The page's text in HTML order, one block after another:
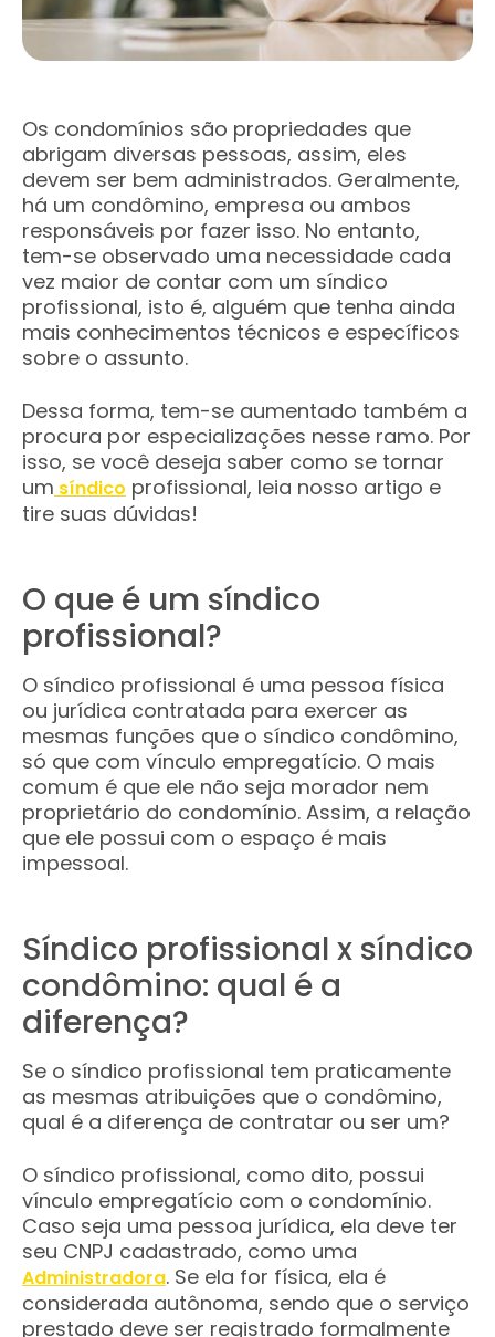
Os condomínios são propriedades que
abrigam diversas pessoas, assim, eles
devem ser bem administrados. Geralmente,
há um condômino, empresa ou ambos
responsáveis por fazer isso. No entanto,
tem-se observado uma necessidade cada
vez maior de contar com um síndico
profissional, isto é, alguém que tenha ainda
mais conhecimentos técnicos e específicos
sobre o assunto.
Dessa forma, tem-se aumentado também a
procura por especializações nesse ramo. Por
isso, se você deseja saber como se tornar
um síndico profissional, leia nosso artigo e
tire suas dúvidas!
O que é um síndico
profissional?
O síndico profissional é uma pessoa física
ou jurídica contratada para exercer as
mesmas funções que o síndico condômino,
só que com vínculo empregatício. O mais
comum é que ele não seja morador nem
proprietário do condomínio. Assim, a relação
que ele possui com o espaço é mais
impessoal.
Síndico profissional x síndico
condômino: qual é a
diferença?
Se o síndico profissional tem praticamente
as mesmas atribuições que o condômino,
qual é a diferença de contratar ou ser um?
O síndico profissional, como dito, possui
vínculo empregatício com o condomínio.
Caso seja uma pessoa jurídica, ela deve ter
seu CNPJ cadastrado, como uma
Administradora. Se ela for física, ela é
considerada autônoma, sendo que o serviço
prestado deve ser registrado formalmente